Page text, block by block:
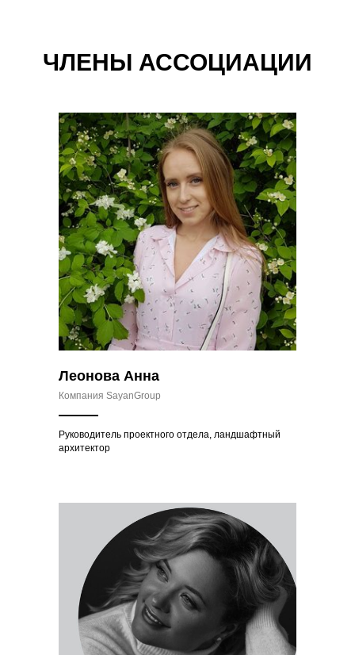
ЧЛЕНЫ АССОЦИАЦИИ
Леонова Анна
Компания SayanGroup
Руководитель проектного отдела, ландшафтный
архитектор